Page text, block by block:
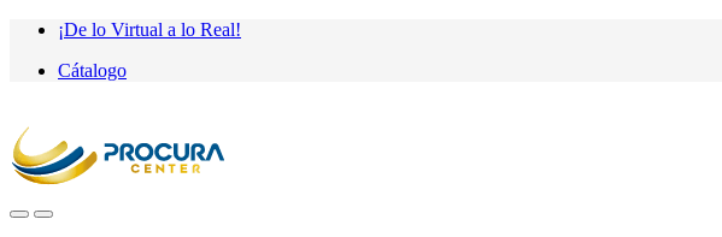
Saltar
navegación
saltar
contenido
¡De lo Virtual a lo Real!
Cátalogo